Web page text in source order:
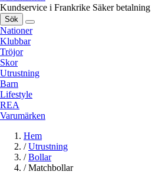
Kundservice i Frankrike Säker betalning
Sök
Nationer
Klubbar
Tröjor
Skor
Utrustning
Barn
Lifestyle
REA
Varumärken
Hem
/ Utrustning
/ Bollar
/ Matchbollar